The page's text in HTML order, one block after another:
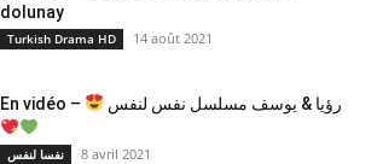
dolunay
Turkish Drama HD 14 août 2021
En vidéo – رؤيا & يوسف مسلسل نفس لنفس
نفسا لنفس 8 avril 2021